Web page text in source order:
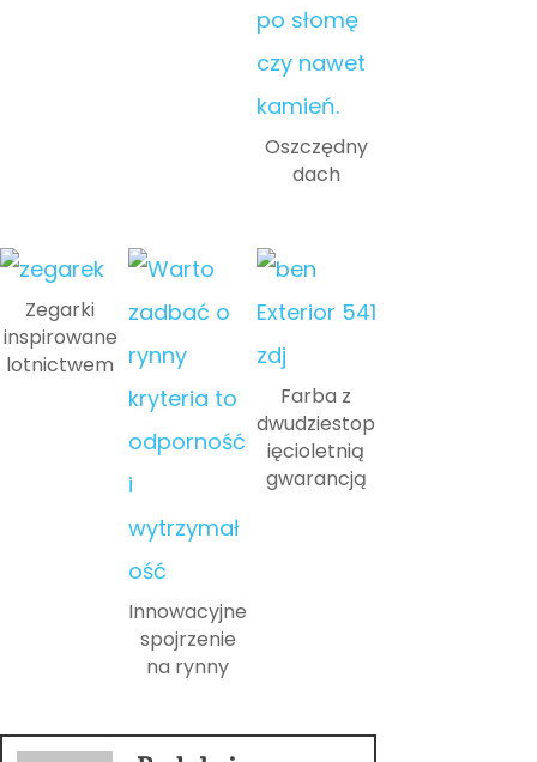
Oszczędny
dach
Zegarki
inspirowane
lotnictwem
Innowacyjne
spojrzenie
na rynny
Farba z
dwudziestop
ięcioletnią
gwarancją